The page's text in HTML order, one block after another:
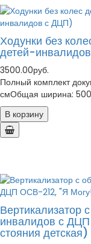
Ходунки без
детей-
3500.00руб.
Полный комплект
смОбщая ширина:
В корзину
Вертикализатор
инвалидов с
стояния детская)